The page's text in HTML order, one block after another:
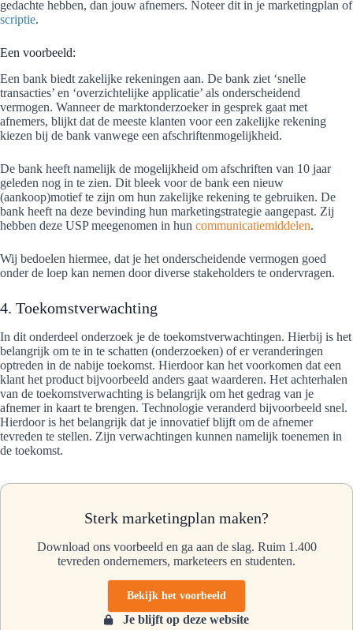
gedachte hebben, dan jouw afnemers. Noteer dit in je marketingplan of
scriptie.
Een voorbeeld:
Een bank biedt zakelijke rekeningen aan. De bank ziet ‘snelle
transacties’ en ‘overzichtelijke applicatie’ als onderscheidend
vermogen. Wanneer de marktonderzoeker in gesprek gaat met
afnemers, blijkt dat de meeste klanten voor een zakelijke rekening
kiezen bij de bank vanwege een afschriftenmogelijkheid.
De bank heeft namelijk de mogelijkheid om afschriften van 10 jaar
geleden nog in te zien. Dit bleek voor de bank een nieuw
(aankoop)motief te zijn om hun zakelijke rekening te gebruiken. De
bank heeft na deze bevinding hun marketingstrategie aangepast. Zij
hebben deze USP meegenomen in hun communicatiemiddelen.
Wij bedoelen hiermee, dat je het onderscheidende vermogen goed
onder de loep kan nemen door diverse stakeholders te ondervragen.
4. Toekomstverwachting
In dit onderdeel onderzoek je de toekomstverwachtingen. Hierbij is het
belangrijk om te in te schatten (onderzoeken) of er veranderingen
optreden in de nabije toekomst. Hierdoor kan het voorkomen dat een
klant het product bijvoorbeeld anders gaat waarderen. Het achterhalen
van de toekomstverwachting is belangrijk om het gedrag van je
afnemer in kaart te brengen. Technologie veranderd bijvoorbeeld snel.
Hierdoor is het belangrijk dat je innovatief blijft om de afnemer
tevreden te stellen. Zijn verwachtingen kunnen namelijk toenemen in
de toekomst.
Sterk marketingplan maken?
Download ons voorbeeld en ga aan de slag. Ruim 1.400
tevreden ondernemers, marketeers en studenten.
Bekijk het voorbeeld
Je blijft op deze website